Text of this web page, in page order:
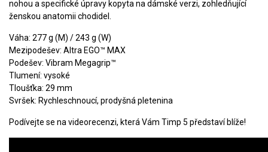
nohou a specifické úpravy kopyta na dámské verzi, zohledňující
ženskou anatomii chodidel.
Váha: 277 g (M) / 243 g (W)
Mezipodešev: Altra EGO™ MAX
Podešev: Vibram Megagrip™
Tlumení: vysoké
Tloušťka: 29 mm
Svršek: Rychleschnoucí, prodyšná pletenina
Podívejte se na videorecenzi, která Vám Timp 5 představí blíže!